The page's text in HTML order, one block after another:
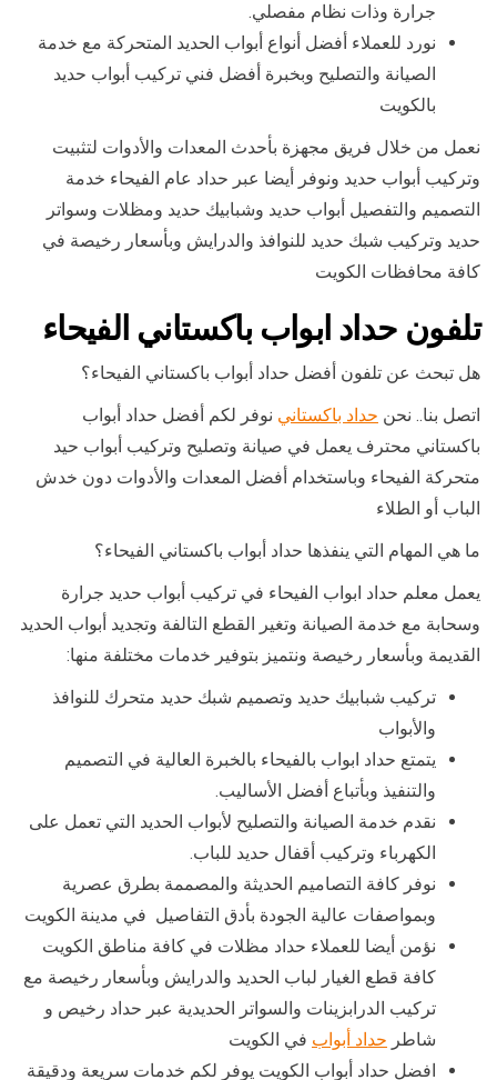
جرارة وذات نظام مفصلي.
نورد للعملاء أفضل أنواع أبواب الحديد المتحركة مع خدمة
الصيانة والتصليح وبخبرة أفضل فني تركيب أبواب حديد
بالكويت
نعمل من خلال فريق مجهزة بأحدث المعدات والأدوات لتثبيت
وتركيب أبواب حديد ونوفر أيضا عبر حداد عام الفيحاء خدمة
التصميم والتفصيل أبواب حديد وشبابيك حديد ومظلات وسواتر
حديد وتركيب شبك حديد للنوافذ والدرايش وبأسعار رخيصة في
كافة محافظات الكويت
تلفون حداد ابواب باكستاني الفيحاء
هل تبحث عن تلفون أفضل حداد أبواب باكستاني الفيحاء؟
اتصل بنا.. نحن حداد باكستاني نوفر لكم أفضل حداد أبواب
باكستاني محترف يعمل في صيانة وتصليح وتركيب أبواب حيد
متحركة الفيحاء وباستخدام أفضل المعدات والأدوات دون خدش
الباب أو الطلاء
ما هي المهام التي ينفذها حداد أبواب باكستاني الفيحاء؟
يعمل معلم حداد ابواب الفيحاء في تركيب أبواب حديد جرارة
وسحابة مع خدمة الصيانة وتغير القطع التالفة وتجديد أبواب الحديد
القديمة وبأسعار رخيصة ونتميز بتوفير خدمات مختلفة منها:
تركيب شبابيك حديد وتصميم شبك حديد متحرك للنوافذ
والأبواب
يتمتع حداد ابواب بالفيحاء بالخبرة العالية في التصميم
والتنفيذ وبأتباع أفضل الأساليب.
نقدم خدمة الصيانة والتصليح لأبواب الحديد التي تعمل على
الكهرباء وتركيب أقفال حديد للباب.
نوفر كافة التصاميم الحديثة والمصممة بطرق عصرية
وبمواصفات عالية الجودة بأدق التفاصيل في مدينة الكويت
نؤمن أيضا للعملاء حداد مظلات في كافة مناطق الكويت
كافة قطع الغيار لباب الحديد والدرايش وبأسعار رخيصة مع
تركيب الدرابزينات والسواتر الحديدية عبر حداد رخيص و
شاطر حداد أبواب في الكويت
افضل حداد أبواب الكويت يوفر لكم خدمات سريعة ودقيقة